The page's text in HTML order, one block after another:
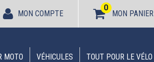
MON PANIER
0
MON COMPTE
MOTO VÉHICULES TOUT POUR LE VÉLO